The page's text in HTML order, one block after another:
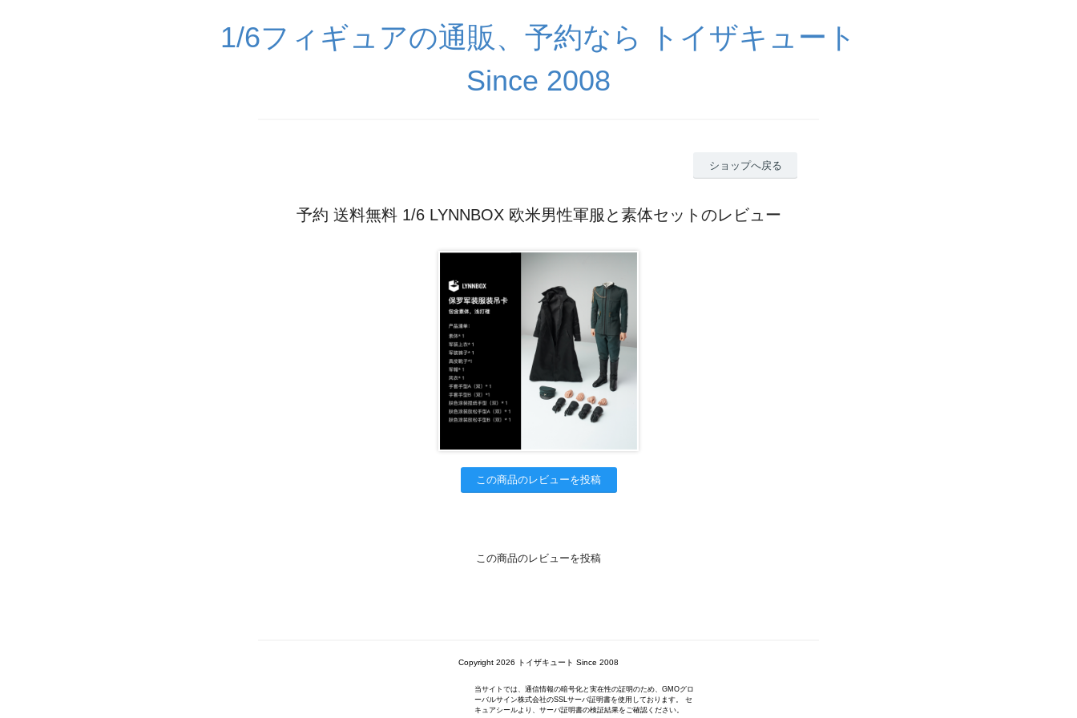
1/6フィギュアの通販、予約なら トイザキュート
Since 2008
ショップへ戻る
予約 送料無料 1/6 LYNNBOX 欧米男性軍服と素体セットのレビュー
この商品のレビューを投稿
この商品のレビューを投稿
Copyright 2026 トイザキュート Since 2008
当サイトでは、通信情報の暗号化と実在性の証明のため、GMOグロ
ーバルサイン株式会社のSSLサーバ証明書を使用しております。 セ
キュアシールより、サーバ証明書の検証結果をご確認ください。